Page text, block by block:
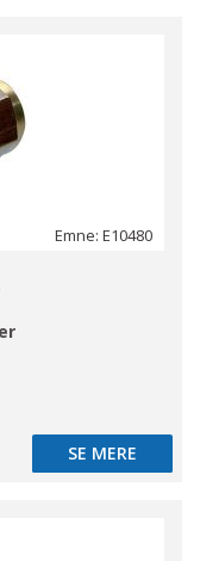
Emne: E10480
SE MERE
SE MERE